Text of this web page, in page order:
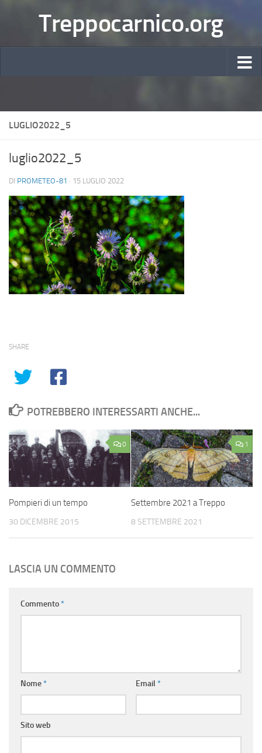
Treppocarnico.org
LUGLIO2022_5
luglio2022_5
DI PROMETEO-81 · 15 LUGLIO 2022
SHARE
POTREBBERO INTERESSARTI ANCHE...
0
Pompieri di un tempo
30 DICEMBRE 2015
1
Settembre 2021 a Treppo
8 SETTEMBRE 2021
LASCIA UN COMMENTO
Commento*
Nome* Email *
Sito web